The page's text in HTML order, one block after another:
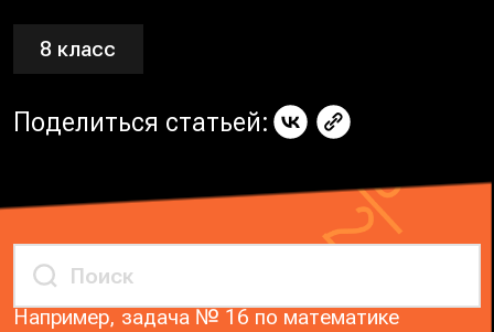
8 класс
Поделиться статьей:
Например, задача № 16 по математике